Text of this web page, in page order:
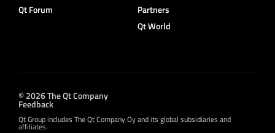
Qt Forum
Partners
Qt World
© 2026 The Qt Company
Feedback
Qt Group includes The Qt Company Oy and its global subsidiaries and
affiliates.